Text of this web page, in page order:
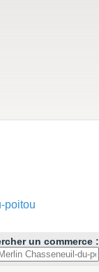
poitou
un commerce :